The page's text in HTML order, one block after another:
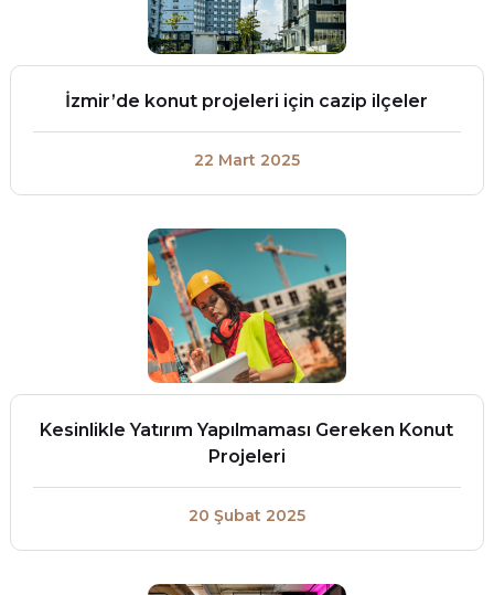
İzmir’de konut projeleri için cazip ilçeler
22 Mart 2025
Kesinlikle Yatırım Yapılmaması Gereken Konut
Projeleri
20 Şubat 2025